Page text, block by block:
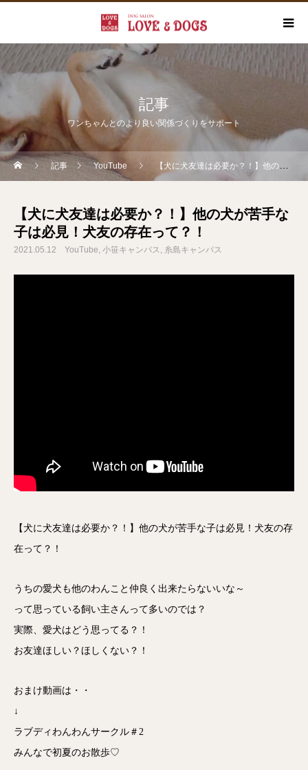
記事
ワンちゃんとのより良い関係づくりをサポート
記事 YouTube 【犬に犬友達は必要か？！】他の犬が苦手な子は必見！犬友の存在って？！
【犬に犬友達は必要か？！】他の犬が苦手な
子は必見！犬友の存在って？！
2021.05.12 YouTube 小笹キャンパス 糸島キャンパス
【犬に犬友達は必要か？！】他の犬が苦手な子は必見！犬友の存
在って？！
うちの愛犬も他のわんこと仲良く出来たらないいな～
って思っている飼い主さんって多いのでは？
実際、愛犬はどう思ってる？！
お友達ほしい？ほしくない？！
おまけ動画は・・
↓
ラブディわんわんサークル＃2
みんなで初夏のお散歩♡